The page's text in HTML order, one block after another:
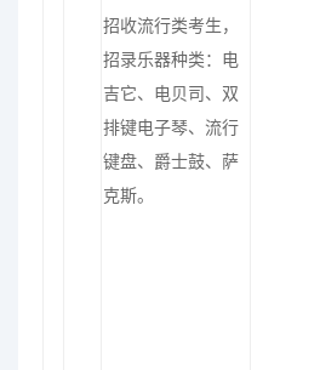
招收流行类考生，
招录乐器种类：电
吉它、电贝司、双
排键电子琴、流行
键盘、爵士鼓、萨
克斯。